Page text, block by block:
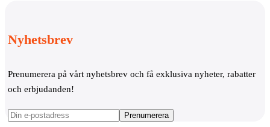
Nyhetsbrev
Prenumerera på vårt nyhetsbrev och få exklusiva nyheter, rabatter
och erbjudanden!